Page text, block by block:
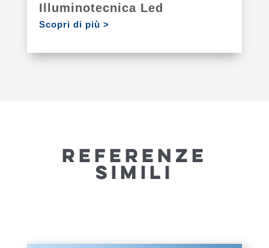
Illuminotecnica Led
Scopri di più >
REFERENZE
SIMILI